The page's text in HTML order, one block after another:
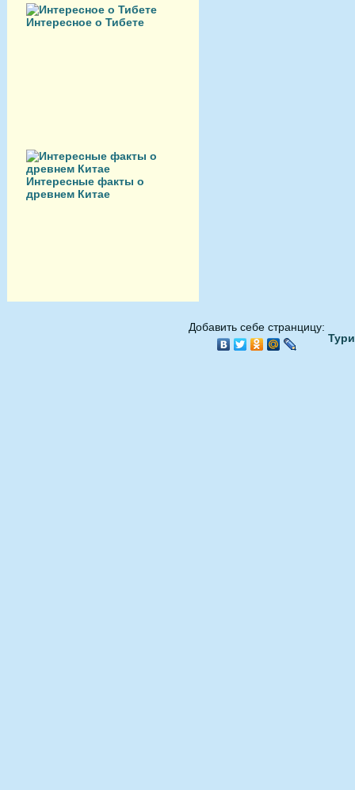
Интересное о Тибете
Интересные факты о
древнем Китае
Добавить себе странцицу: